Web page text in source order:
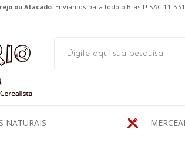
ou Atacado. Enviamos para todo o Brasil! SAC 11
NATURAIS